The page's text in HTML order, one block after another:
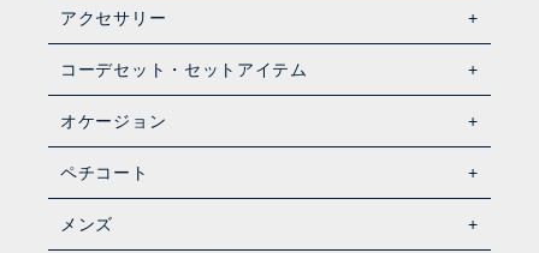
アクセサリー
コーデセット・セットアイテム
オケージョン
ペチコート
メンズ